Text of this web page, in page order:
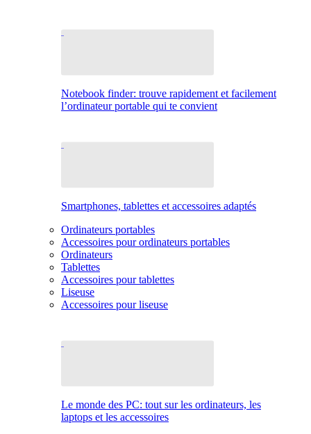
Notebook finder: trouve rapidement et facilement
l’ordinateur portable qui te convient
Smartphones, tablettes et accessoires adaptés
Ordinateurs portables
Accessoires pour ordinateurs portables
Ordinateurs
Tablettes
Accessoires pour tablettes
Liseuse
Accessoires pour liseuse
Le monde des PC: tout sur les ordinateurs, les
laptops et les accessoires